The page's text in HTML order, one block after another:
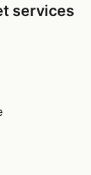
services